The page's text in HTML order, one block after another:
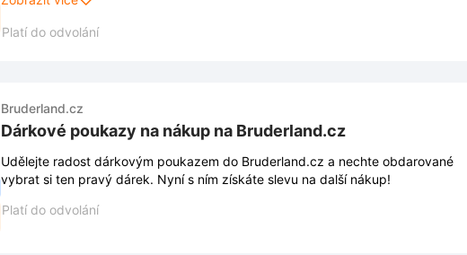
Platí do odvolání
Bruderland.cz
Dárkové poukazy na nákup na Bruderland.cz
Udělejte radost dárkovým poukazem do Bruderland.cz a nechte obdarované
vybrat si ten pravý dárek. Nyní s ním získáte slevu na další nákup!
Platí do odvolání